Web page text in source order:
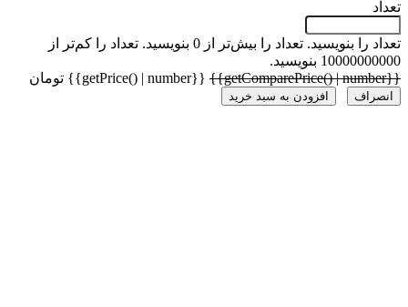
را بنویسید.تعداد را بیش‌تر از 0 بنویسید.
تعداد را کم‌تر از
بنویسید.
{{getPrice() | number}} تومان
افزودن به سبد خرید